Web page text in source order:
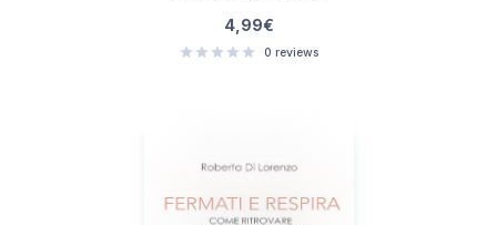
4,99€
0 reviews